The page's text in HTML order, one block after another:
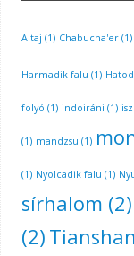
Altaj (1) Chabucha'er(1)
Harmadik falu (1)
folyó (1) indoiráni (1)
(1) mandzsu (1)
(1) Nyolcadik falu (1)
sírhalom (2)
(2) Tianshan